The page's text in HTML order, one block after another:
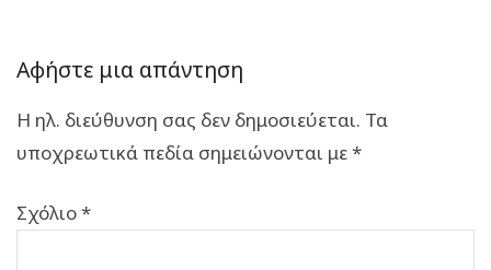
Αφήστε μια απάντηση
Η ηλ. διεύθυνση σας δεν δημοσιεύεται. Τα
υποχρεωτικά πεδία σημειώνονται με*
Σχόλιο*